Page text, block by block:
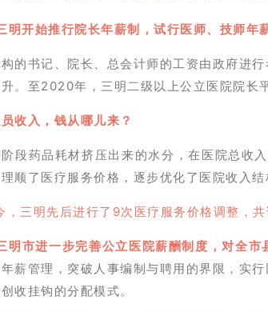
明开始推行院长年薪制，试行医师、技师年
的书记、院长、总会计师的工资由政府进
。至2020年，三明二级以上公立医院院长
收入，钱从哪儿来？
段药品耗材挤压出来的水分，在医院总收
顺了医疗服务价格，逐步优化了医院收入结
，三明先后进行了9次医疗服务价格调整，
明市进一步完善公立医院薪酬制度，对全
薪管理，突破人事编制与聘用的界限，实
收挂钩的分配模式。